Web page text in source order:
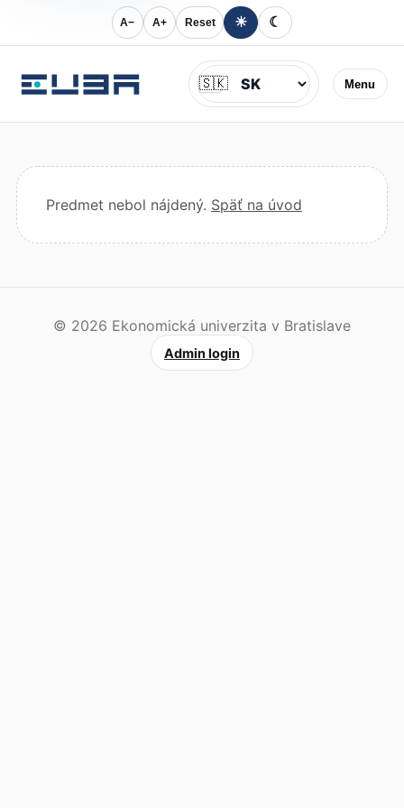
A− A+ Reset ☀ ☾
Menu
Jazyk
🇸🇰
Predmet nebol nájdený. Späť na úvod
© 2026 Ekonomická univerzita v Bratislave
Admin login